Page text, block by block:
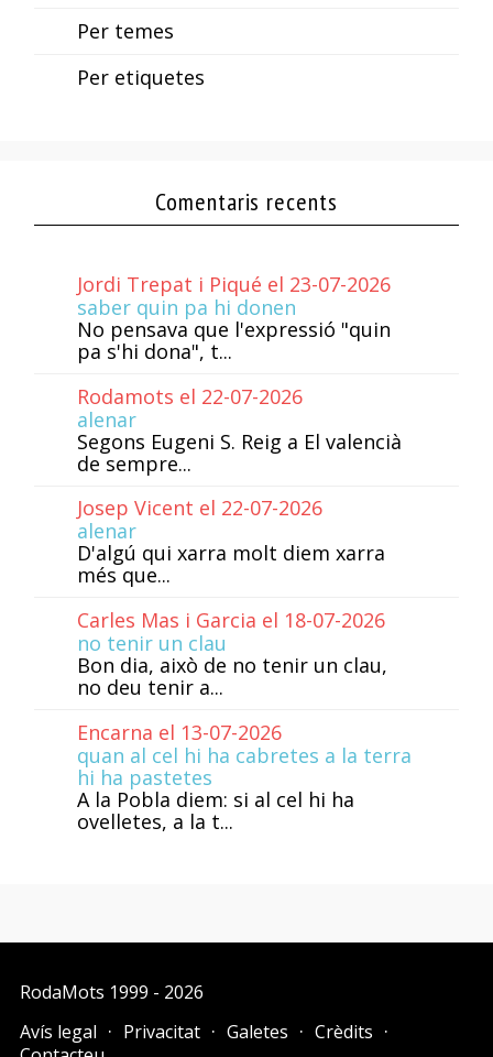
Per temes
Per etiquetes
Comentaris recents
Jordi Trepat i Piqué el 23-07-2026
saber quin pa hi donen
No pensava que l'expressió "quin
pa s'hi dona", t...
Rodamots el 22-07-2026
alenar
Segons Eugeni S. Reig a El valencià
de sempre...
Josep Vicent el 22-07-2026
alenar
D'algú qui xarra molt diem xarra
més que...
Carles Mas i Garcia el 18-07-2026
no tenir un clau
Bon dia, això de no tenir un clau,
no deu tenir a...
Encarna el 13-07-2026
quan al cel hi ha cabretes a la terra
hi ha pastetes
A la Pobla diem: si al cel hi ha
ovelletes, a la t...
RodaMots 1999 - 2026
Avís legal
Privacitat Galetes
Crèdits